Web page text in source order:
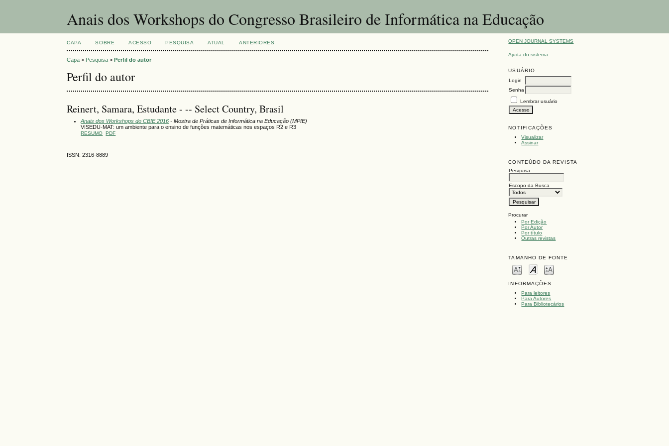
Anais dos Workshops do Congresso Brasileiro de Informática na Educação
OPEN JOURNAL SYSTEMS
Ajuda do sistema
USUÁRIO
Login
Senha
Lembrar usuário
NOTIFICAÇÕES
Visualizar
Assinar
CONTEÚDO DA REVISTA
Pesquisa
Escopo da Busca
Procurar
Por Edição
Por Autor
Por título
Outras revistas
TAMANHO DE FONTE
INFORMAÇÕES
Para leitores
Para Autores
Para Bibliotecários
CAPA SOBRE ACESSO PESQUISA ATUAL ANTERIORES
Capa > Pesquisa >Perfil do autor
Perfil do autor
Reinert, Samara, Estudante - -- Select Country, Brasil
Anais dos Workshops do CBIE 2016 - Mostra de Práticas de Informática na Educação (MPIE)
VISEDU-MAT: um ambiente para o ensino de funções matemáticas nos espaços R2 e R3
RESUMO PDF
ISSN: 2316-8889